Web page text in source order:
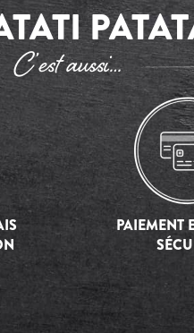
C’est aussi…
PAIEMENT